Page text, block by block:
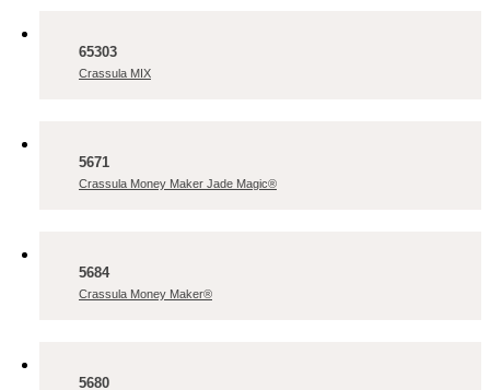
65303
Crassula MIX
5671
Crassula Money Maker Jade Magic®
5684
Crassula Money Maker®
5680